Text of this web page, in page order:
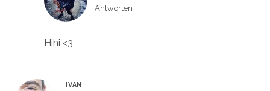
Antworten
Hihi <3
IVAN